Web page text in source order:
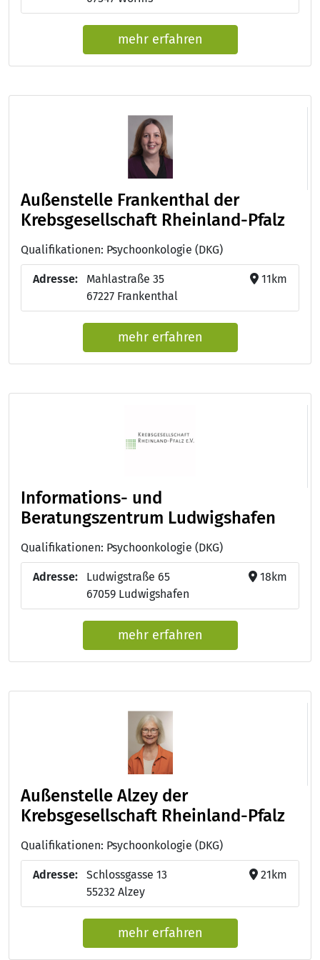
mehr erfahren
Außenstelle Frankenthal der
Krebsgesellschaft Rheinland-Pfalz
Qualifikationen: Psychoonkologie (DKG)
Adresse:
Mahlastraße 35
67227 Frankenthal
11km
mehr erfahren
Informations- und
Beratungszentrum Ludwigshafen
Qualifikationen: Psychoonkologie (DKG)
Adresse:
Ludwigstraße 65
67059 Ludwigshafen
18km
mehr erfahren
Außenstelle Alzey der
Krebsgesellschaft Rheinland-Pfalz
Qualifikationen: Psychoonkologie (DKG)
Adresse:
Schlossgasse 13
55232 Alzey
21km
mehr erfahren